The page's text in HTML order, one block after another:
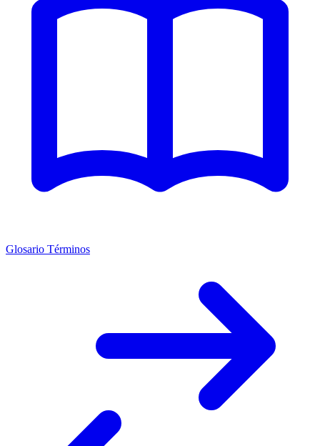
Glosario Términos